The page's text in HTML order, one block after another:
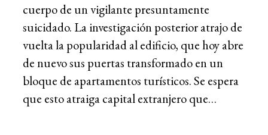
cuerpo de un vigilante presuntamente
suicidado. La investigación posterior atrajo de
vuelta la popularidad al edificio, que hoy abre
de nuevo sus puertas transformado en un
bloque de apartamentos turísticos. Se espera
que esto atraiga capital extranjero que…